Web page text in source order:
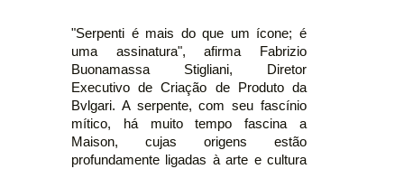
"Serpenti é mais do que um ícone; é
uma assinatura", afirma Fabrizio
Buonamassa Stigliani, Diretor
Executivo de Criação de Produto da
Bvlgari. A serpente, com seu fascínio
mítico, há muito tempo fascina a
Maison, cujas origens estão
profundamente ligadas à arte e cultura